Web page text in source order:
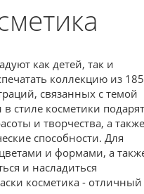
как детей, так и
коллекцию из 185
связанных с темой
стиле косметики подарят
и творчества, а также
способности. Для
и формами, а
и насладиться
косметика - отличный